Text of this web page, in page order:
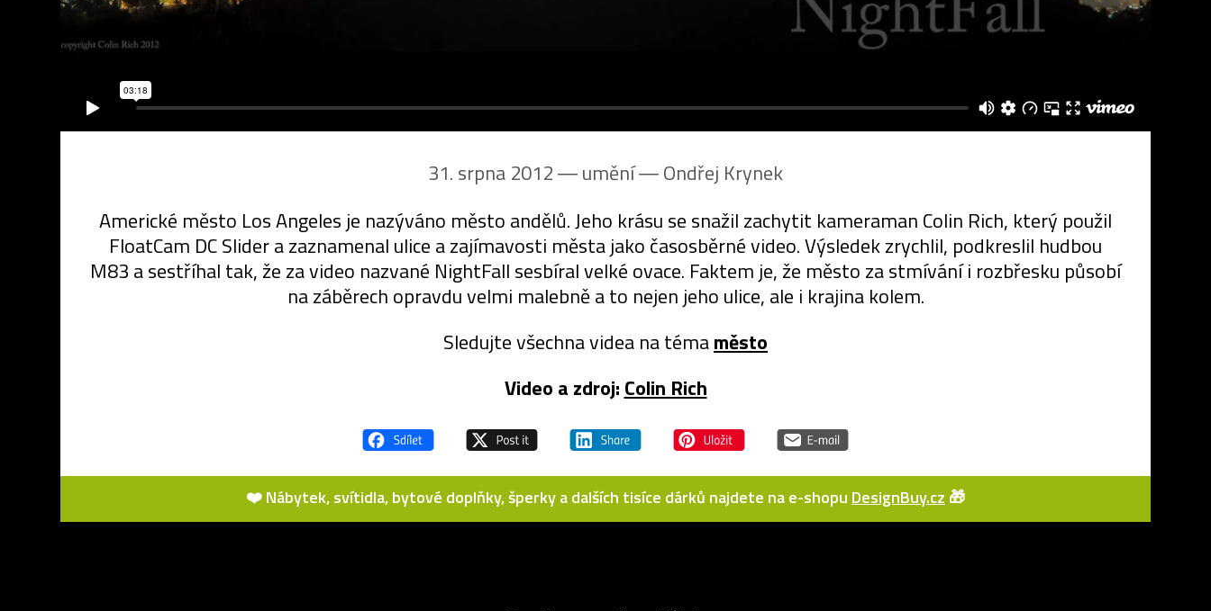
31. srpna 2012 ― umění ―Ondřej Krynek
Americké město Los Angeles je nazýváno město andělů. Jeho krásu se snažil zachytit kameraman Colin Rich, který použil
FloatCam DC Slider a zaznamenal ulice a zajímavosti města jako časosběrné video. Výsledek zrychlil, podkreslil hudbou
M83 a sestříhal tak, že za video nazvané NightFall sesbíral velké ovace. Faktem je, že město za stmívání i rozbřesku působí
na záběrech opravdu velmi malebně a to nejen jeho ulice, ale i krajina kolem.
Sledujte všechna videa na témaměsto
Video a zdroj: Colin Rich
❤️ Nábytek, svítidla, bytové doplňky, šperky a dalších tisíce dárků najdete na e-shopu DesignBuy.cz 🎁